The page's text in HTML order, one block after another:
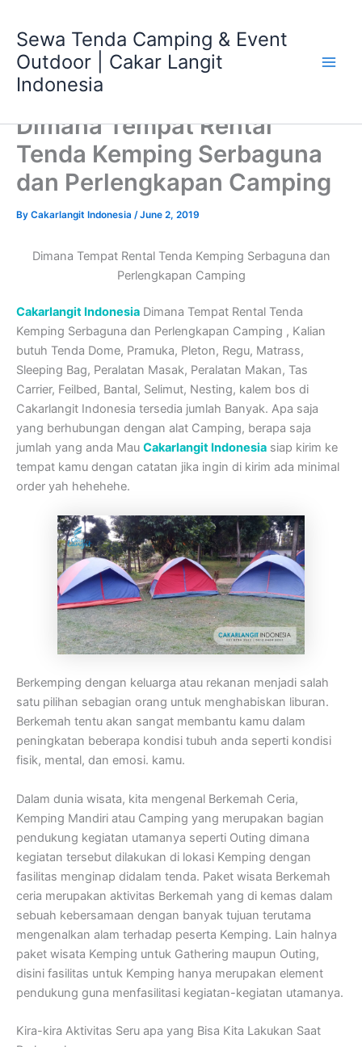
content
Sewa Tenda Camping & Event
Outdoor | Cakar Langit
Indonesia
Dimana Tempat Rental
Tenda Kemping Serbaguna
dan Perlengkapan Camping
By Cakarlangit Indonesia /June 2, 2019
Dimana Tempat Rental Tenda Kemping Serbaguna dan
Perlengkapan Camping
Cakarlangit Indonesia Dimana Tempat Rental Tenda
Kemping Serbaguna dan Perlengkapan Camping , Kalian
butuh Tenda Dome, Pramuka, Pleton, Regu, Matrass,
Sleeping Bag, Peralatan Masak, Peralatan Makan, Tas
Carrier, Feilbed, Bantal, Selimut, Nesting, kalem bos di
Cakarlangit Indonesia tersedia jumlah Banyak. Apa saja
yang berhubungan dengan alat Camping, berapa saja
jumlah yang anda Mau Cakarlangit Indonesia siap kirim ke
tempat kamu dengan catatan jika ingin di kirim ada minimal
order yah hehehehe.
Berkemping dengan keluarga atau rekanan menjadi salah
satu pilihan sebagian orang untuk menghabiskan liburan.
Berkemah tentu akan sangat membantu kamu dalam
peningkatan beberapa kondisi tubuh anda seperti kondisi
fisik, mental, dan emosi. kamu.
Dalam dunia wisata, kita mengenal Berkemah Ceria,
Kemping Mandiri atau Camping yang merupakan bagian
pendukung kegiatan utamanya seperti Outing dimana
kegiatan tersebut dilakukan di lokasi Kemping dengan
fasilitas menginap didalam tenda. Paket wisata Berkemah
ceria merupakan aktivitas Berkemah yang di kemas dalam
sebuah kebersamaan dengan banyak tujuan terutama
mengenalkan alam terhadap peserta Kemping. Lain halnya
paket wisata Kemping untuk Gathering maupun Outing,
disini fasilitas untuk Kemping hanya merupakan element
pendukung guna menfasilitasi kegiatan-kegiatan utamanya.
Kira-kira Aktivitas Seru apa yang Bisa Kita Lakukan Saat